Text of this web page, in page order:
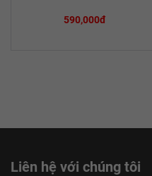
590,000đ
Liên hệ với chúng tôi